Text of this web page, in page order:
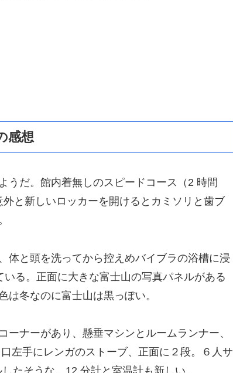
感想
うだ。館内着無しのスピードコース（2 時間
と新しいロッカーを開けるとカミソリと歯ブ
体と頭を洗ってから控えめバイブラの浴槽に浸
る。正面に大きな富士山の写真パネルがある
冬なのに富士山は黒っぽい。
ナーがあり、懸垂マシンとルームランナー、
左手にレンガのストーブ、正面に２段。６人サ